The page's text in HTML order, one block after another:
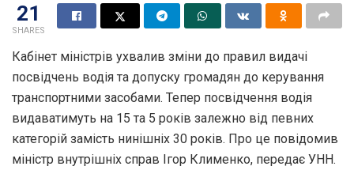
21
SHARES
Кабінет міністрів ухвалив зміни до правил видачі
посвідчень водія та допуску громадян до керування
транспортними засобами. Тепер посвідчення водія
видаватимуть на 15 та 5 років залежно від певних
категорій замість нинішніх 30 років. Про це повідомив
міністр внутрішніх справ Ігор Клименко, передає УНН.